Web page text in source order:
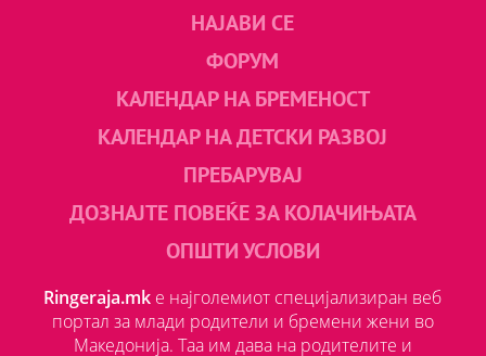
НАЈАВИ СЕ
ФОРУМ
КАЛЕНДАР НА БРЕМЕНОСТ
КАЛЕНДАР НА ДЕТСКИ РАЗВОЈ
ПРЕБАРУВАЈ
ДОЗНАЈТЕ ПОВЕЌЕ ЗА КОЛАЧИЊАТА
ОПШТИ УСЛОВИ
Ringeraja.mk е најголемиот специјализиран веб
портал за млади родители и бремени жени во
Македонија. Таа им дава на родителите и